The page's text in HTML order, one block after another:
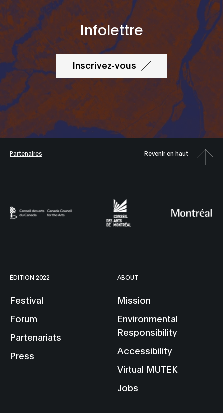
Infolettre
Inscrivez-vous
Partenaires Revenir en haut
ÉDITION 2022
Festival
Forum
Partenariats
Press
ABOUT
Mission
Environmental
Responsibility
Accessibility
Virtual MUTEK
Jobs